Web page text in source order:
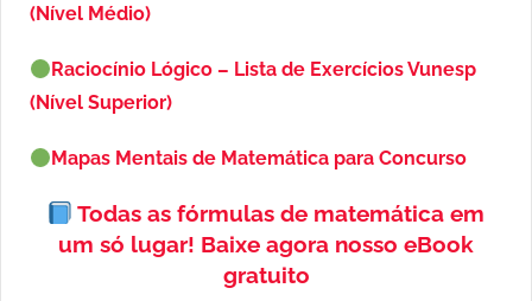
(Nível Médio)
Raciocínio Lógico – Lista de Exercícios Vunesp
(Nível Superior)
Mapas Mentais de Matemática para Concurso
Todas as fórmulas de matemática em
um só lugar! Baixe agora nosso eBook
gratuito